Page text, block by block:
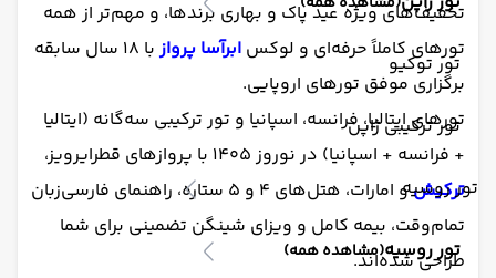
تور توکیو
تور ترکیبی ژاپن
تور روسیه
تور روسیه(مشاهده همه)
تخفیف‌های ویژه عید پاک و بهاری برندها، و مهم‌تر از همه
تورهای کاملاً حرفه‌ای و لوکس ابرآسا پرواز
با ۱۸ سال سابقه
برگزاری موفق تورهای اروپایی.
تورهای ایتالیا، فرانسه، اسپانیا و تور ترکیبی سه‌گانه (ایتالیا
+ فرانسه + اسپانیا) در نوروز ۱۴۰۵ با پروازهای قطرایرویز،
ترکیش
و امارات، هتل‌های ۴ و ۵ ستاره، راهنمای فارسی‌زبان
تمام‌وقت، بیمه کامل و ویزای شینگن تضمینی برای شما
طراحی شده‌اند.